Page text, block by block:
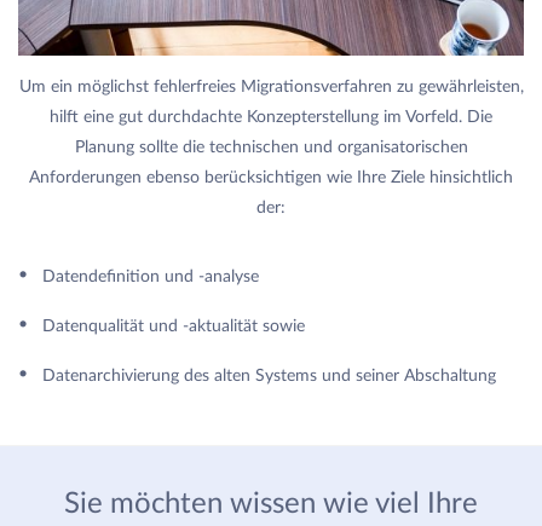
Um ein möglichst fehlerfreies Migrationsverfahren zu gewährleisten,
hilft eine gut durchdachte Konzepterstellung im Vorfeld. Die
Planung sollte die technischen und organisatorischen
Anforderungen ebenso berücksichtigen wie Ihre Ziele hinsichtlich
der:
Datendefinition und -analyse
Datenqualität und -aktualität sowie
Datenarchivierung des alten Systems und seiner Abschaltung
Sie möchten wissen wie viel Ihre